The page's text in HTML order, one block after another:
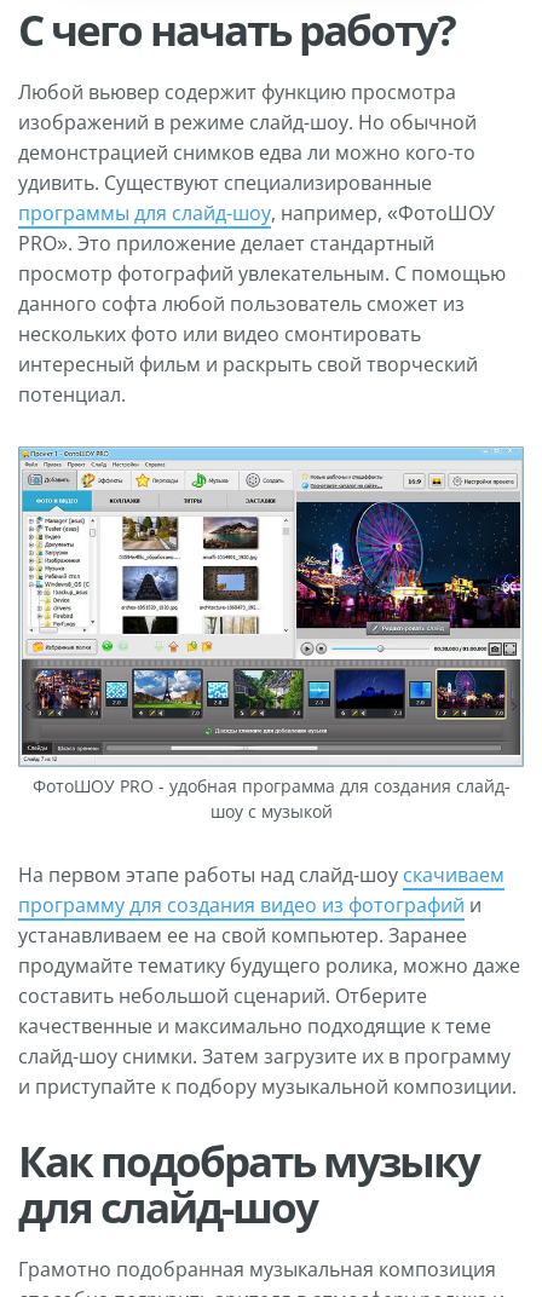
С чего начать работу?
Любой вьювер содержит функцию просмотра
изображений в режиме слайд-шоу. Но обычной
демонстрацией снимков едва ли можно кого-то
удивить. Существуют специализированные
программы для слайд-шоу, например, «ФотоШОУ
PRO». Это приложение делает стандартный
просмотр фотографий увлекательным. С помощью
данного софта любой пользователь сможет из
нескольких фото или видео смонтировать
интересный фильм и раскрыть свой творческий
потенциал.
ФотоШОУ PRO - удобная программа для создания слайд-
шоу с музыкой
На первом этапе работы над слайд-шоу скачиваем
программу для создания видео из фотографий и
устанавливаем ее на свой компьютер. Заранее
продумайте тематику будущего ролика, можно даже
составить небольшой сценарий. Отберите
качественные и максимально подходящие к теме
слайд-шоу снимки. Затем загрузите их в программу
и приступайте к подбору музыкальной композиции.
Как подобрать музыку
для слайд-шоу
Грамотно подобранная музыкальная композиция